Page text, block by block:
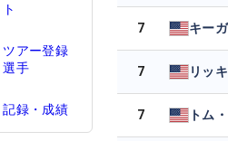
ト
ツアー登録
選手
記録・成績
7
7 リッ
7 トム